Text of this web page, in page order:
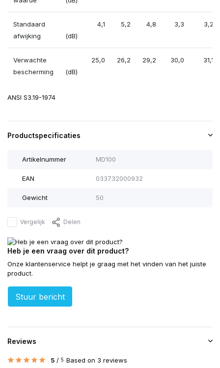
Standaard
afwijking
(dB)
4,1 5,2 4,8 3,3 3,2
Verwachte
bescherming
(dB)
25,0 26,2 29,2 30,0 31,1
ANSI S3.19-1974
Productspecificaties
Artikelnummer MD100
EAN 033732000932
Gewicht 50
Vergelijk Delen
Heb je een vraag over dit product?
Onze klantenservice helpt je graag met het vinden van het juiste
product.
Stuur bericht
Reviews
5 / 5 Based on 3 reviews